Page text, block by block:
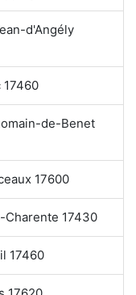
d'Angély
de-Benet
17600
Charente 17430
17460